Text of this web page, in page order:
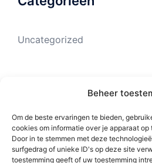
Beheer
Om de beste ervaringen te bieden,
cookies om informatie over je apparaat
Door in te stemmen met deze
surfgedrag of unieke ID's op deze site
toestemming geeft of uw toestemming
Uncategorized
Login
Vermeldingen feed